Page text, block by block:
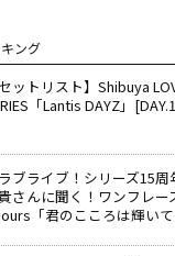
ング
セットリスト】Shibuya
「Lantis DAYZ」
ラブライブ！シリーズ15
さんに聞く！ワンフレー
「君のこころは輝いて